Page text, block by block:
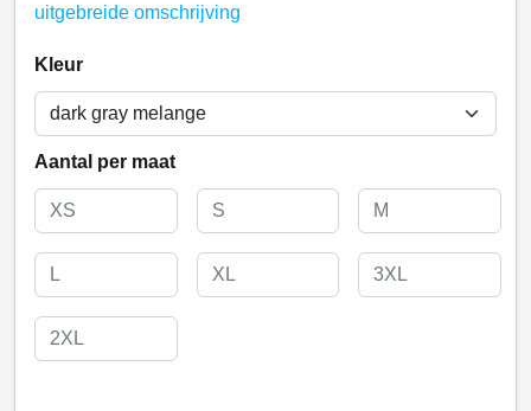
uitgebreide omschrijving
Kleur
Aantal per maat